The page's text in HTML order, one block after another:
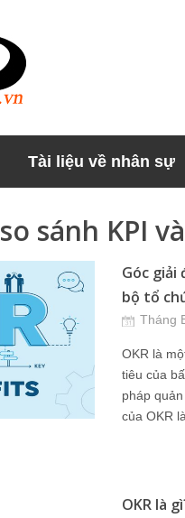
Tài liệu về nhân sự
so sánh KPI
Góc giải
bộ tổ
Tháng
OKR là
tiêu của
pháp
của OKR
OKR là